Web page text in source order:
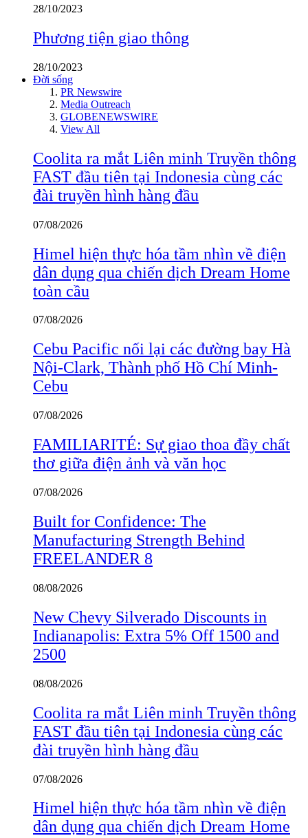
28/10/2023
Phương tiện giao thông
28/10/2023
Đời sống
PR Newswire
Media Outreach
GLOBENEWSWIRE
View All
Coolita ra mắt Liên minh Truyền thông
FAST đầu tiên tại Indonesia cùng các
đài truyền hình hàng đầu
07/08/2026
Himel hiện thực hóa tầm nhìn về điện
dân dụng qua chiến dịch Dream Home
toàn cầu
07/08/2026
Cebu Pacific nối lại các đường bay Hà
Nội-Clark, Thành phố Hồ Chí Minh-
Cebu
07/08/2026
FAMILIARITÉ: Sự giao thoa đầy chất
thơ giữa điện ảnh và văn học
07/08/2026
Built for Confidence: The
Manufacturing Strength Behind
FREELANDER 8
08/08/2026
New Chevy Silverado Discounts in
Indianapolis: Extra 5% Off 1500 and
2500
08/08/2026
Coolita ra mắt Liên minh Truyền thông
FAST đầu tiên tại Indonesia cùng các
đài truyền hình hàng đầu
07/08/2026
Himel hiện thực hóa tầm nhìn về điện
dân dụng qua chiến dịch Dream Home